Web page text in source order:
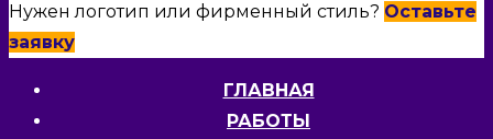
Нужен логотип или фирменный стиль? Оставьте
заявку
ГЛАВНАЯ
РАБОТЫ